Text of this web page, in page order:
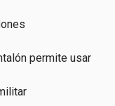
permite usar